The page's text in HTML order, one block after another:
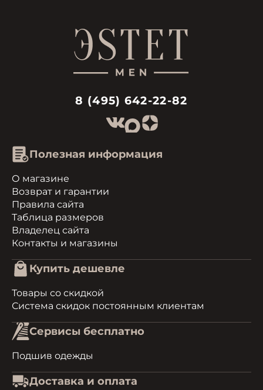
8 (495) 642-22-82
Полезная информация
О магазине
Возврат и гарантии
Правила сайта
Таблица размеров
Владелец сайта
Контакты и магазины
Купить дешевле
Товары со скидкой
Система скидок постоянным клиентам
Сервисы бесплатно
Подшив одежды
Доставка и оплата